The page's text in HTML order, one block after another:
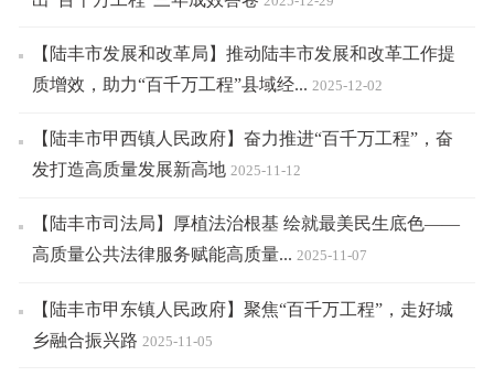
【陆丰市发展和改革局】推动陆丰市发展和改革工作提
质增效，助力“百千万工程”县域经... 2025-12-02
【陆丰市甲西镇人民政府】奋力推进“百千万工程”，奋
发打造高质量发展新高地 2025-11-12
【陆丰市司法局】厚植法治根基 绘就最美民生底色——
高质量公共法律服务赋能高质量... 2025-11-07
【陆丰市甲东镇人民政府】聚焦“百千万工程”，走好城
乡融合振兴路 2025-11-05